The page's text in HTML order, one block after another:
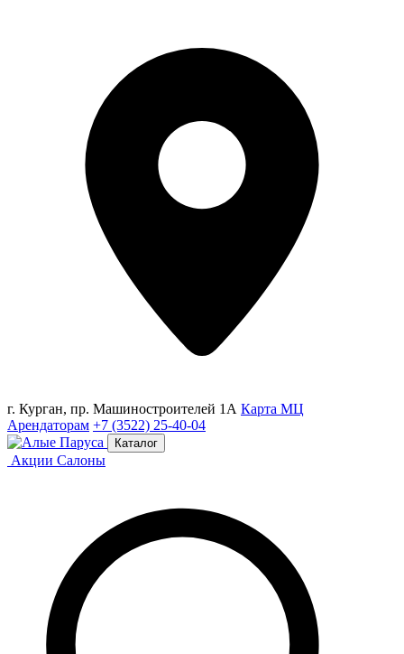
г. Курган, пр. Машиностроителей 1А Карта МЦ
Арендаторам +7 (3522) 25-40-04
Каталог
Акции Салоны